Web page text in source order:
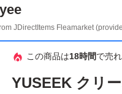
JDirectItems Fleamarket
この商品は18時間で売
YUSEEK クリ